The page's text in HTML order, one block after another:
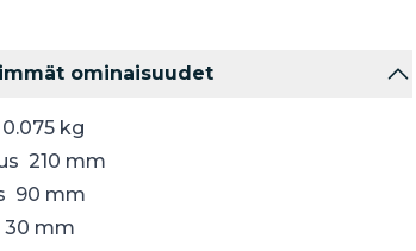
ominaisuudet
0.075 kg
210 mm
90 mm
30 mm